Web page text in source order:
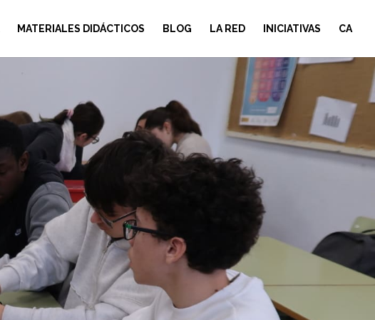
MATERIALES DIDÁCTICOS BLOG LA RED INICIATIVAS CA